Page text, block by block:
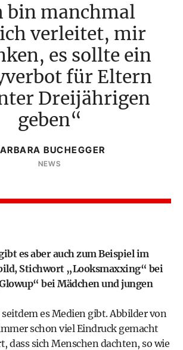
bin manchmal
verleitet, mir
es sollte ein
für Eltern
Dreijährigen
geben
BUCHEGGER
NEWS
es aber auch zum Beispiel im
Stichwort „Looksmaxxing“ bei
bei Mädchen und jungen
es Medien gibt. Abbilder von
schon viel Eindruck gemacht
dass sich Menschen dachten, so wie